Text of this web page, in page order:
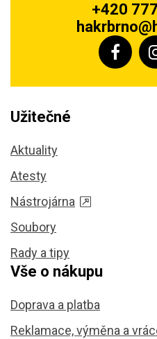
+420
Užitečné
Aktuality
Atesty
Nástrojárna
Soubory
Rady a tipy
Vše o nákupu
Doprava a platba
Reklamace, výměna a